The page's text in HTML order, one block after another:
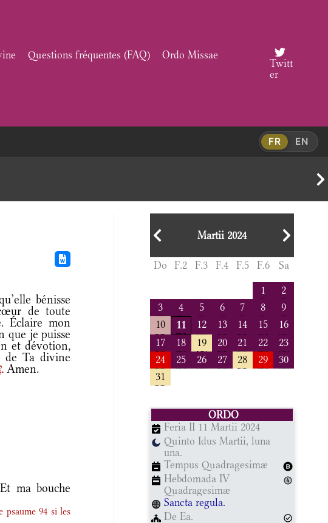
Questions fréquentes (FAQ)
Ordo Missae
Twitt
er
FR EN
bénisse
de toute
Éclaire mon
que je puisse
et dévotion,
de Ta divine
Amen.
ma bouche
94 si les
Martii 2024
Do F.2 F.3 F.4 F.5 F.6 Sa
1
2
3
4 5 6 7 8
9
10
11 12 13 14 15
16
17
18 19 20 21 22
23
24
25 26 27 28 29
30
31
ORDO
Feria II 11 Martii 2024
Quinto Idus Martii, luna
una.
Tempus Quadragesimæ
Hebdomada IV
Quadragesimæ
Sancta regula.
De Ea.